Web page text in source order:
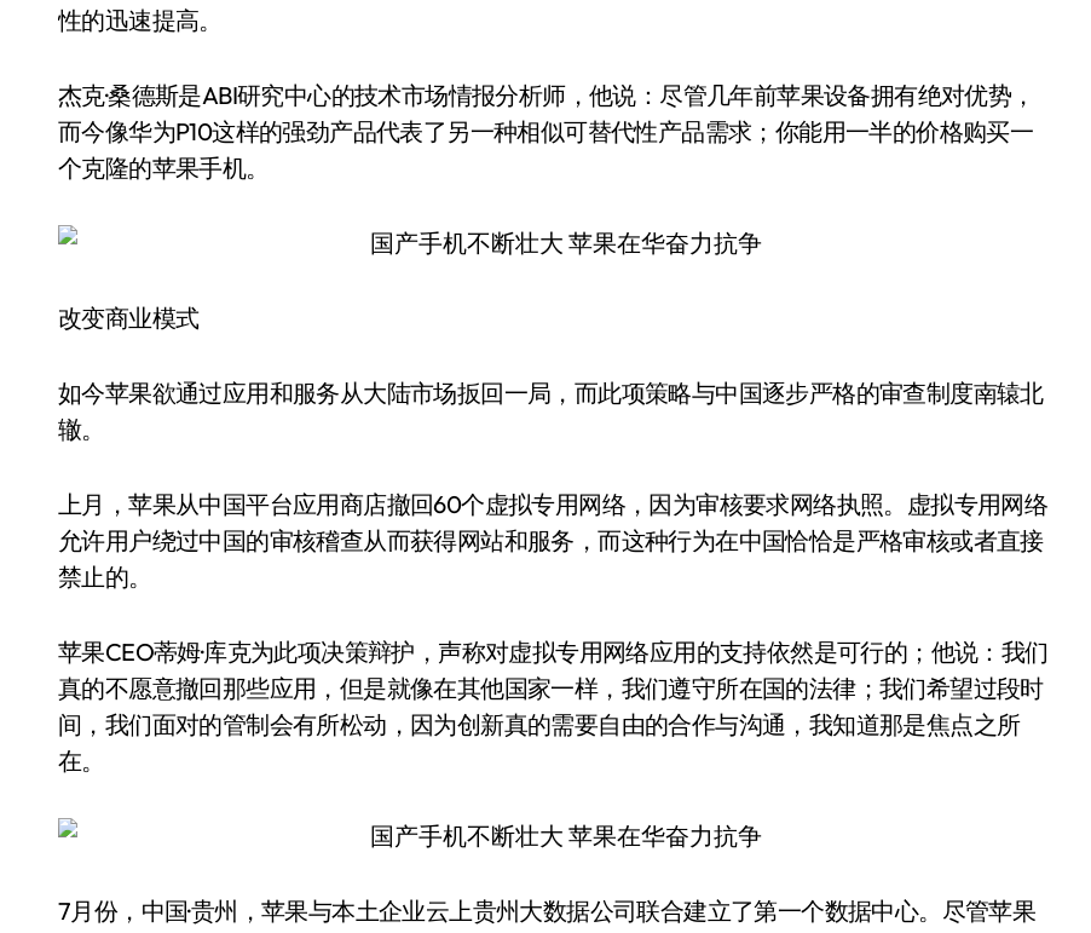
性的迅速提高。
杰克·桑德斯是ABI研究中心的技术市场情报分析师，他说：尽管几年前苹果设备拥有绝对优势，
而今像华为P10这样的强劲产品代表了另一种相似可替代性产品需求；你能用一半的价格购买一
个克隆的苹果手机。
改变商业模式
如今苹果欲通过应用和服务从大陆市场扳回一局，而此项策略与中国逐步严格的审查制度南辕北
辙。
上月，苹果从中国平台应用商店撤回60个虚拟专用网络，因为审核要求网络执照。虚拟专用网络
允许用户绕过中国的审核稽查从而获得网站和服务，而这种行为在中国恰恰是严格审核或者直接
禁止的。
苹果CEO蒂姆·库克为此项决策辩护，声称对虚拟专用网络应用的支持依然是可行的；他说：我们
真的不愿意撤回那些应用，但是就像在其他国家一样，我们遵守所在国的法律；我们希望过段时
间，我们面对的管制会有所松动，因为创新真的需要自由的合作与沟通，我知道那是焦点之所
在。
7月份，中国·贵州，苹果与本土企业云上贵州大数据公司联合建立了第一个数据中心。尽管苹果